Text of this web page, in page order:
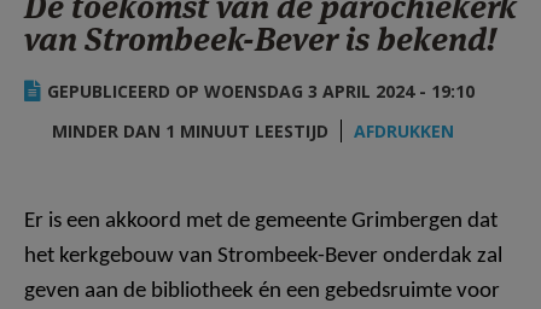
AANMELDEN OF REGISTREREN
van Strombeek-Bever is bekend!
GEPUBLICEERD OP WOENSDAG 3 APRIL 2024 - 19:10
MINDER DAN 1 MINUUT LEESTIJD
AFDRUKKEN
Er is een akkoord met de gemeente Grimbergen dat
het kerkgebouw van Strombeek-Bever onderdak zal
geven aan de bibliotheek én een gebedsruimte voor